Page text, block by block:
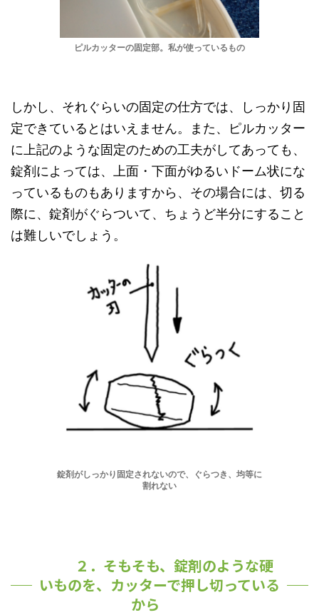
ピルカッターの固定部。私が使っているもの
しかし、それぐらいの固定の仕方では、しっかり固
定できているとはいえません。また、ピルカッター
に上記のような固定のための工夫がしてあっても、
錠剤によっては、上面・下面がゆるいドーム状にな
っているものもありますから、その場合には、切る
際に、錠剤がぐらついて、ちょうど半分にすること
は難しいでしょう。
錠剤がしっかり固定されないので、ぐらつき、均等に
割れない
２．そもそも、錠剤のような硬
いものを、カッターで押し切っている
から